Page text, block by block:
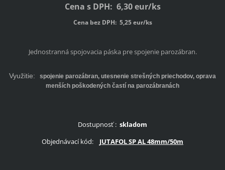
Cena s DPH: 6,30 eur/ks
Cena bez DPH: 5,25 eur/ks
Jednostranná spojovacia páska pre spojenie parozábran.
Využitie: spojenie parozábran, utesnenie strešných priechodov, oprava
menších poškodených častí na parozábranách
Dostupnosť : skladom
Objednávací kód: JUTAFOL SP AL 48mm/50m